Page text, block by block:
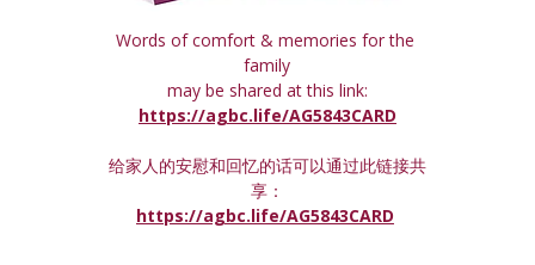
Words of comfort & memories for the
family
may be shared at this link:
https://agbc.life/AG5843CARD
给家人的安慰和回忆的话可以通过此链接共
享：
https://agbc.life/AG5843CARD